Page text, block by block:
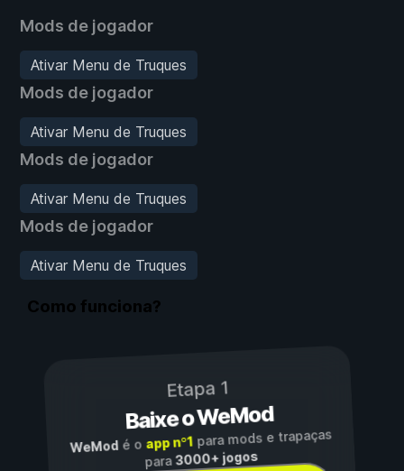
Mods de jogador
Ativar Menu de Truques
Mods de jogador
Ativar Menu de Truques
Mods de jogador
Ativar Menu de Truques
Mods de jogador
Ativar Menu de Truques
Como funciona?
Etapa 1
Baixe o WeMod
WeModé o app nº1para mods e trapaças
para3000+ jogos